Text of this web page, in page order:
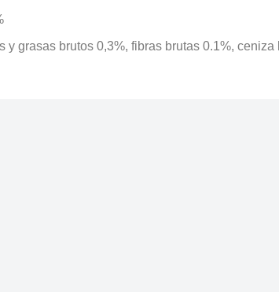
grasas brutos 0,3%, fibras brutas 0.1%,